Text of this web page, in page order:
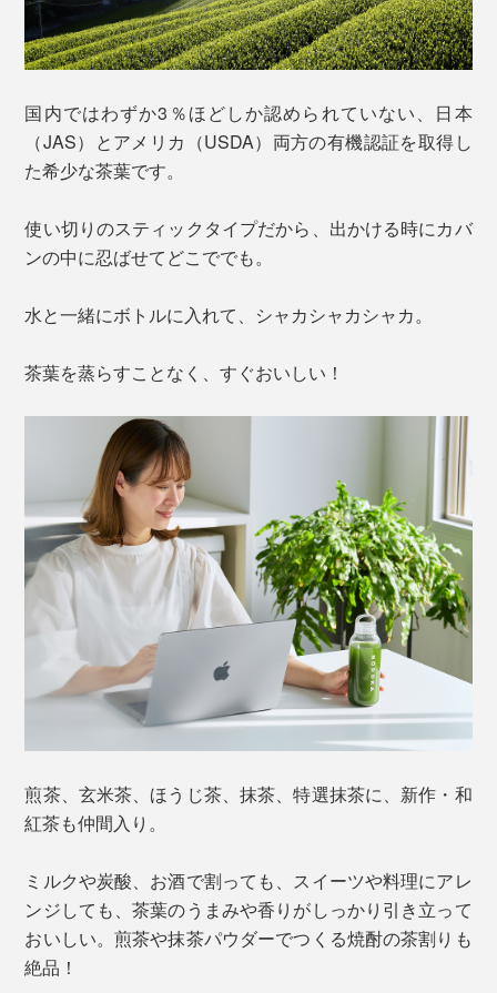
国内ではわずか3％ほどしか認められていない、日本
（JAS）とアメリカ（USDA）両方の有機認証を取得し
た希少な茶葉です。
使い切りのスティックタイプだから、出かける時にカバ
ンの中に忍ばせてどこででも。
水と一緒にボトルに入れて、シャカシャカシャカ。
茶葉を蒸らすことなく、すぐおいしい！
煎茶、玄米茶、ほうじ茶、抹茶、特選抹茶に、新作・和
紅茶も仲間入り。
ミルクや炭酸、お酒で割っても、スイーツや料理にアレ
ンジしても、茶葉のうまみや香りがしっかり引き立って
おいしい。煎茶や抹茶パウダーでつくる焼酎の茶割りも
絶品！